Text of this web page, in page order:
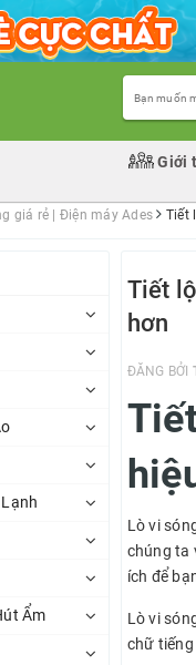
Giới
giá rẻ | Điện máy Ades Tiết
Tiết
hơn
ĐĂNG BỞI
Lò vi
chúng ta
ích để
Lò vi
chữ tiếng
Ẩm